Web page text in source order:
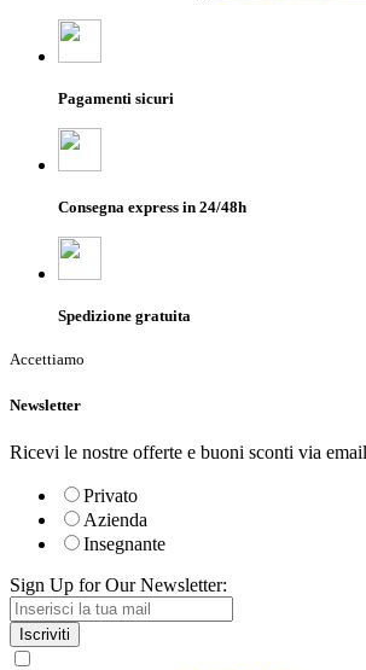
Pagamenti sicuri
Consegna express in 24/48h
Spedizione gratuita
Accettiamo
Newsletter
Ricevi le nostre offerte e buoni sconti via
Privato
Azienda
Insegnante
Sign Up for Our Newsletter:
Iscriviti